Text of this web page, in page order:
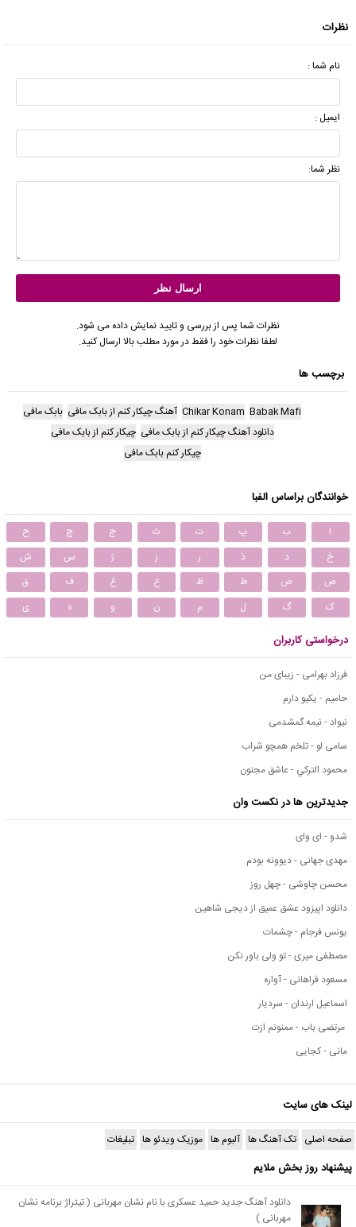
نظرات
نام شما :
ایمیل :
نظر شما:
نظرات شما پس از بررسی و تایید نمایش داده می شود.
لطفا نظرات خود را فقط در مورد مطلب بالا ارسال کنید.
برچسب ها
Babak Mafi
Chikar Konam آهنگ چیکار کنم از بابک مافی بابک مافی
دانلود آهنگ چیکار کنم از بابک مافی چیکار کنم از بابک مافی
چیکار کنم بابک مافی
خوانندگان براساس الفبا
ا ب پ ت ث ج چ
ح
خ
د ذ ر ز ژ س
ش
ص
ض ط ظ ع غ ف
ق
ک
گ ل م ن و ه ی
درخواستی کاربران
فرزاد بهرامی - زیبای من
حامیم - یکیو دارم
نیواد - نیمه گمشدمی
سامی لو - تلخم همچو شراب
محمود التركي - عاشق مجنون
جدیدترین ها در نکست وان
شدو - ای وای
مهدی جهانی - دیوونه بودم
محسن چاوشی - چهل روز
دانلود اپیزود عشق عمیق از دیجی شاهین
یونس فرجام - چشمات
مصطفی میری - تو ولی باور نکن
مسعود فراهانی - آواره
اسماعیل ارندان - سردیار
مرتضی باب - ممنونم ازت
مانی - کجایی
لینک های سایت
صفحه اصلی تک آهنگ ها آلبوم ها موزیک ویدئو ها تبلیغات
پیشنهاد روز بخش ملایم
دانلود آهنگ جدید حمید عسکری با نام نشان مهربانی ( تیتراژ برنامه نشان
مهربانی )